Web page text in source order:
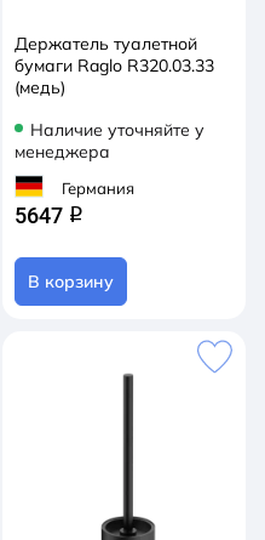
Держатель туалетной
бумаги Raglo R320.03.33
(медь)
Наличие уточняйте у
менеджера
Германия
5647 q
В корзину